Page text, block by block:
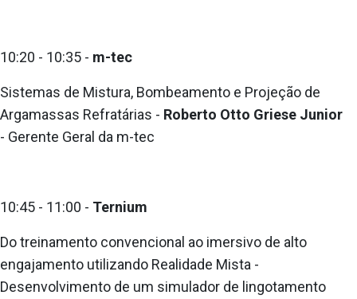
10:20 - 10:35 - m-tec
Sistemas de Mistura, Bombeamento e Projeção de
Argamassas Refratárias - Roberto Otto Griese Junior
- Gerente Geral da m-tec
10:45 - 11:00 - Ternium
Do treinamento convencional ao imersivo de alto
engajamento utilizando Realidade Mista -
Desenvolvimento de um simulador de lingotamento